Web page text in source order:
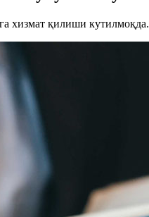
хизмат қилиши кутилмоқда.